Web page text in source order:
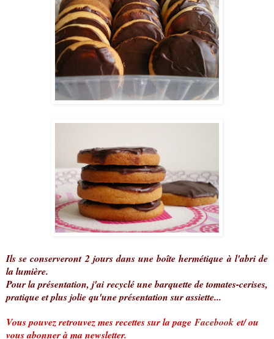
Ils se conserveront 2 jours dans une boîte hermétique à l'abri de
la lumière.
Pour la présentation, j'ai recyclé une barquette de tomates-cerises,
pratique et plus jolie qu'une présentation sur assiette...
Vous pouvez retrouvez mes recettes sur la page Facebook et/ ou
vous abonner à ma newsletter.